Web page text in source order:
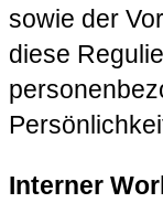
sowie der
diese
Interner